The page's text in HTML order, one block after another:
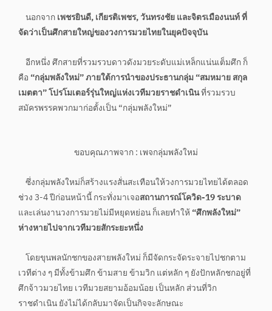
นอกจากเพชรยินดี, เกียรติเพชร, วันทรงชัย และจิตรเมืองนนท์ ที่
จัดว่าเป็นศึกสายใหญ่ของวงการมวยไทยในยุคปัจจุบัน
อีกหนึ่ง ศึกสายที่รวมรวบดาวดังมวยระดับแม่เหล็กแน่นเต็มศึก ก็
คือ “กลุ่มพลังใหม่” ภายใต้การนำของประธานกลุ่ม “สมหมาย สกุล
เมตตา” โปรโมเตอร์รุ่นใหญ่แห่งเวทีมวยราชดำเนินที่รวมรวบ
สมัครพรรคพวกมาก่อตั้งเป็น “กลุ่มพลังใหม่”
ขอบคุณภาพจาก : เพจกลุ่มพลังใหม่
ซึ่งกลุ่มพลังใหม่ก็สร้างแรงสั่นสะเทือนให้วงการมวยไทยได้ตลอด
ช่วง 3-4 ปีก่อนหน้านี้ กระทั่งมาเจอสถานการณ์โควิด-19 ระบาด
และเล่นงานวงการมวยไม่มีหยุดหย่อน ก็เลยทำให้“ศึกพลังใหม่”
ห่างหายไปจากเวทีมวยสักระยะหนึ่ง
โดยขุนพลนักชกของสายพลังใหม่ ก็มีจัดกระจัดระจายไปชกตาม
เวทีต่าง ๆ มีทั้งข้ามศึก ข้ามสาย ข้ามวิก แต่หลัก ๆ ยังปักหลักชกอยู่ที่
ศึกจ้าวมวยไทย เวทีมวยสยามอ้อมน้อย เป็นหลัก ส่วนที่วิก
ราชดำเนิน ยังไม่ได้กลับมาจัดเป็นกิจจะลักษณะ